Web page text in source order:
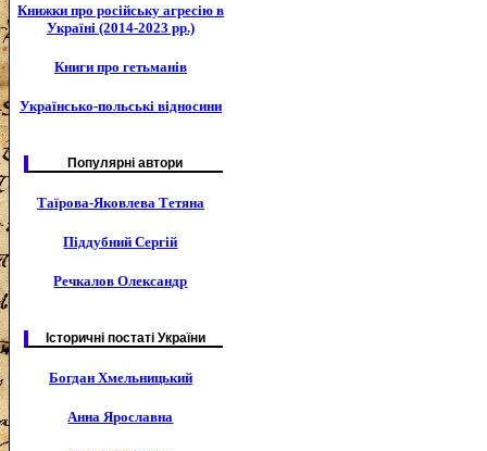
Книжки про російську агресію в
Україні (2014-2023 рр.)
Книги про гетьманів
Українсько-польські відносини
Популярні автори
Таїрова-Яковлева Тетяна
Піддубний Сергій
Речкалов Олександр
Історичні постаті України
Богдан Хмельницький
Анна Ярославна